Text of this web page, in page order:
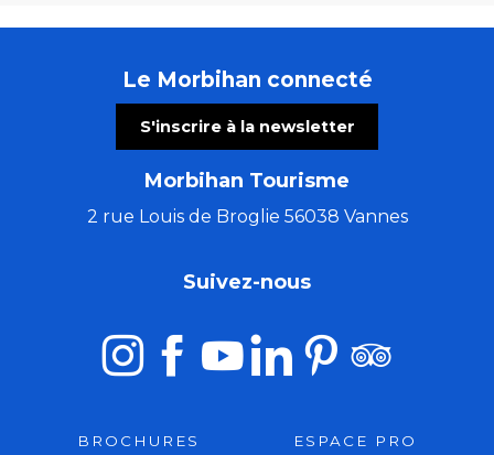
Le Morbihan connecté
S'inscrire à la newsletter
Morbihan Tourisme
2 rue Louis de Broglie 56038 Vannes
Suivez-nous
BROCHURES ESPACE PRO